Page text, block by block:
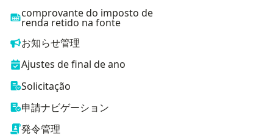
comprovante do imposto de
renda retido na fonte
お知らせ管理
Ajustes de final de ano
Solicitação
申請ナビゲーション
発令管理